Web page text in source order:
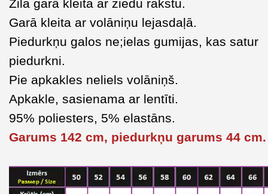
Zila garā kleita ar ziedu rakstu.
Garā kleita ar volāniņu lejasdaļā.
Piedurkņu galos ne;ielas gumijas, kas satur
piedurkni.
Pie apkakles neliels volāniņš.
Apkakle, sasienama ar lentīti.
95% poliesters, 5% elastāns.
Garums 142 cm, piedurkņu garums 44 cm.